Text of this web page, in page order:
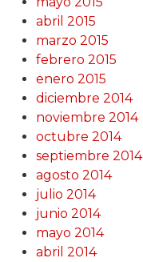
abril 2015
marzo 2015
febrero 2015
enero 2015
diciembre 2014
noviembre 2014
octubre 2014
septiembre 2014
agosto 2014
julio 2014
junio 2014
mayo 2014
abril 2014